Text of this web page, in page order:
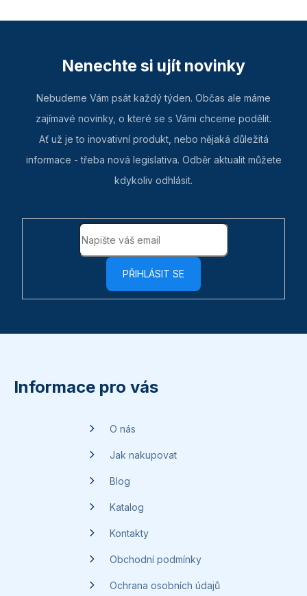
Nenechte si ujít novinky
Nebudeme Vám psát každý týden. Občas ale máme
zajímavé novinky, o které se s Vámi chceme podělit.
Ať už je to inovativní produkt, nebo nějaká důležitá
informace - třeba nová legislativa. Odběr aktualit můžete
kdykoliv odhlásit.
PŘIHLÁSIT SE
Informace pro vás
O nás
Jak nakupovat
Blog
Katalog
Kontakty
Obchodní podmínky
Ochrana osobních údajů